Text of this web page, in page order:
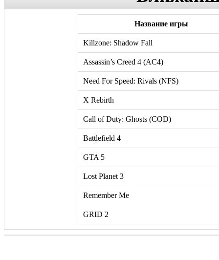
Название игры
Killzone: Shadow Fall
Assassin’s Creed 4 (AC4)
Need For Speed: Rivals (NFS)
X Rebirth
Call of Duty: Ghosts (COD)
Battlefield 4
GTA 5
Lost Planet 3
Remember Me
GRID 2